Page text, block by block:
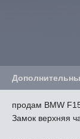
продам BMW
Замок верхняя